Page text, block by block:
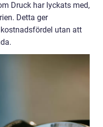
Druck har lyckats med,
Detta ger
utan att